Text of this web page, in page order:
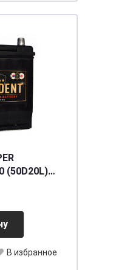
(50D20L)
В избранное